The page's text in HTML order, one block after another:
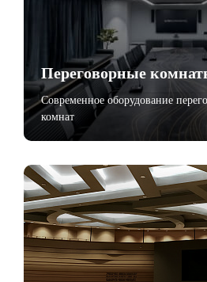
Переговорные
Современное оборудование
комнат